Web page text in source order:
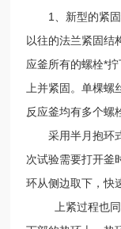
1、新型的紧固
以往的法兰紧固结
应釜所有的螺栓*
上并紧固。单棵
反应釜均有多个螺
采用半月抱环式
次试验需要打开釜
环从侧边取下，快
上紧过程也同样